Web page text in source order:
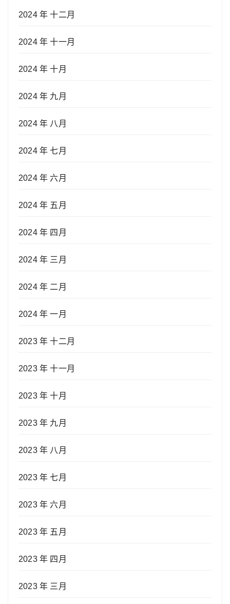
2024 年 十二月
2024 年 十一月
2024 年 十月
2024 年 九月
2024 年 八月
2024 年 七月
2024 年 六月
2024 年 五月
2024 年 四月
2024 年 三月
2024 年 二月
2024 年 一月
2023 年 十二月
2023 年 十一月
2023 年 十月
2023 年 九月
2023 年 八月
2023 年 七月
2023 年 六月
2023 年 五月
2023 年 四月
2023 年 三月